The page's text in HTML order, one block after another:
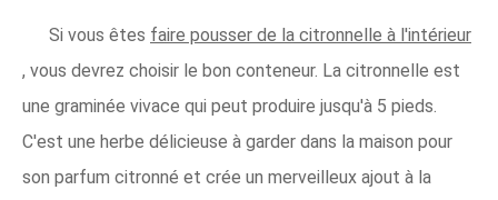
Si vous êtes faire pousser de la citronnelle à l'intérieur
, vous devrez choisir le bon conteneur. La citronnelle est
une graminée vivace qui peut produire jusqu'à 5 pieds.
C'est une herbe délicieuse à garder dans la maison pour
son parfum citronné et crée un merveilleux ajout à la